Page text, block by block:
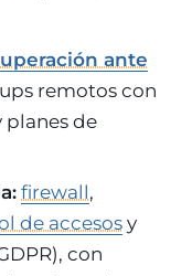
ante
remotos con
de
firewall,
de accesos y
con